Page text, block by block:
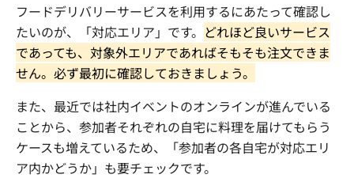
フードデリバリーサービスを利用するにあたって確認し
たいのが、「対応エリア」です。 どれほど良いサービス
であっても、対象外エリアであればそもそも注文できま
せん。必ず最初に確認しておきましょう。
また、最近では社内イベントのオンラインが進んでいる
ことから、参加者それぞれの自宅に料理を届けてもらう
ケースも増えているため、「参加者の各自宅が対応エリ
ア内かどうか」も要チェックです。